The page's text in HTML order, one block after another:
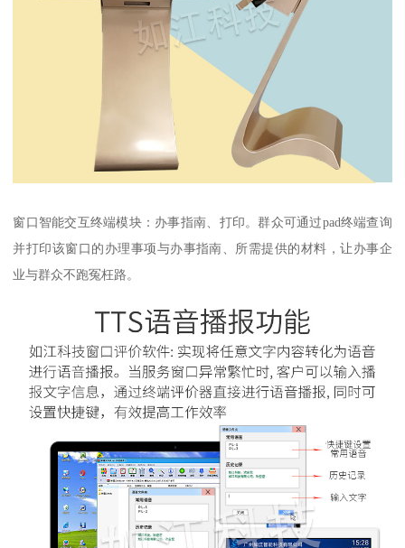
窗口智能交互终端模块：办事指南、打印。群众可通过pad终端查询
并打印该窗口的办理事项与办事指南、所需提供的材料，让办事企
业与群众不跑冤枉路。